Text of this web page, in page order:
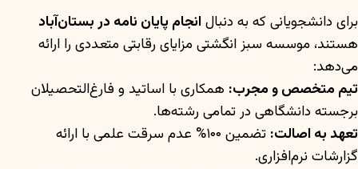
برای دانشجویانی که به دنبالانجام پایان نامه در بستان‌آباد
هستند، موسسه سبز انگشتی مزایای رقابتی متعددی را ارائه
می‌دهد:
تیم متخصص و مجرب: همکاری با اساتید و فارغ‌التحصیلان
برجسته دانشگاهی در تمامی رشته‌ها.
تعهد به اصالت:
تضمین ۱۰۰% عدم سرقت علمی با ارائه
گزارشات نرم‌افزاری.